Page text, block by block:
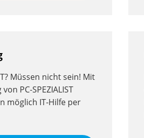
Müssen nicht sein! Mit
PC-SPEZIALIST
möglich IT-Hilfe per